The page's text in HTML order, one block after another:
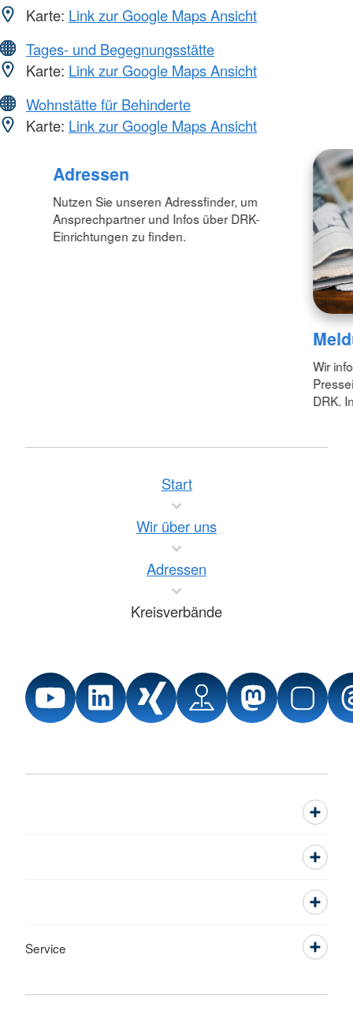
Karte: Link zur Google Maps Ansicht
Tages- und Begegnungsstätte
Karte: Link zur Google Maps Ansicht
Wohnstätte für Behinderte
Karte: Link zur Google Maps Ansicht
Adressen
Nutzen Sie unseren Adressfinder, um
Ansprechpartner und Infos über DRK-
Einrichtungen zu finden.
Wir
DRK.
Start
Wir über uns
Adressen
Kreisverbände
Service